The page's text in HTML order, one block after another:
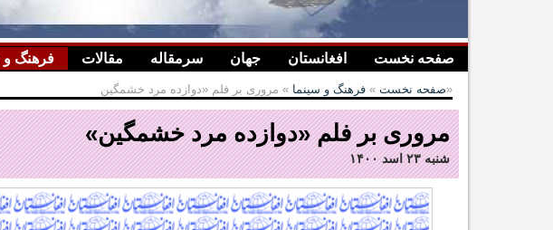
صفحه نخست افغانستان جهان سرمقاله مقالات فرهنگ و
صفحه نخست » فرهنگ و سینما » مروری بر فلم «دوازده مرد خشمگین»
مروری بر فلم «دوازده مرد خشمگین»
شنبه ۲۳ اسد ۱۴۰۰